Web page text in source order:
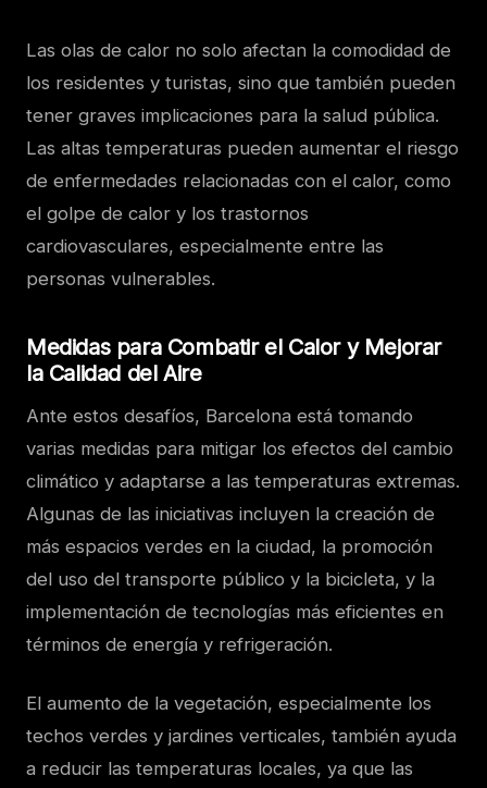
Las olas de calor no solo afectan la comodidad de
los residentes y turistas, sino que también pueden
tener graves implicaciones para la salud pública.
Las altas temperaturas pueden aumentar el riesgo
de enfermedades relacionadas con el calor, como
el golpe de calor y los trastornos
cardiovasculares, especialmente entre las
personas vulnerables.
Medidas para Combatir el Calor y Mejorar
la Calidad del Aire
Ante estos desafíos, Barcelona está tomando
varias medidas para mitigar los efectos del cambio
climático y adaptarse a las temperaturas extremas.
Algunas de las iniciativas incluyen la creación de
más espacios verdes en la ciudad, la promoción
del uso del transporte público y la bicicleta, y la
implementación de tecnologías más eficientes en
términos de energía y refrigeración.
El aumento de la vegetación, especialmente los
techos verdes y jardines verticales, también ayuda
a reducir las temperaturas locales, ya que las